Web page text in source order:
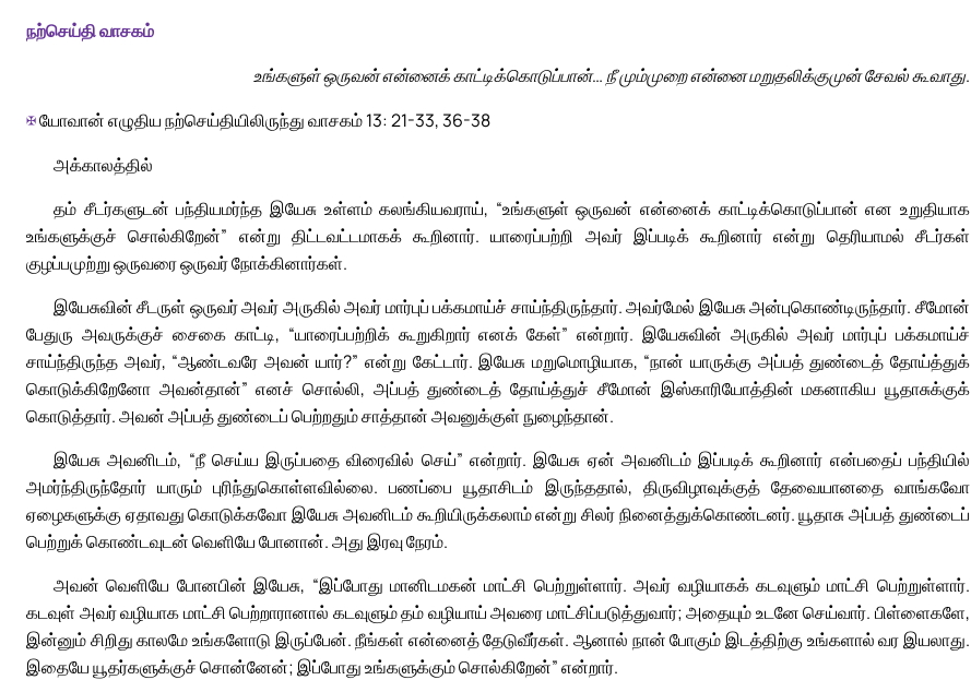
நற்செய்தி வாசகம்
உங்களுள் ஒருவன் என்னைக் காட்டிக்கொடுப்பான்… நீ மும்முறை என்னை மறுதலிக்குமுன் சேவல் கூவாது.
✠யோவான் எழுதிய நற்செய்தியிலிருந்து வாசகம் 13: 21-33, 36-38
அக்காலத்தில்
தம் சீடர்களுடன் பந்தியமர்ந்த இயேசு உள்ளம் கலங்கியவராய், “உங்களுள் ஒருவன் என்னைக் காட்டிக்கொடுப்பான் என உறுதியாக
உங்களுக்குச் சொல்கிறேன்” என்று திட்டவட்டமாகக் கூறினார். யாரைப்பற்றி அவர் இப்படிக் கூறினார் என்று தெரியாமல் சீடர்கள்
குழப்பமுற்று ஒருவரை ஒருவர் நோக்கினார்கள்.
இயேசுவின் சீடருள் ஒருவர் அவர் அருகில் அவர் மார்புப் பக்கமாய்ச் சாய்ந்திருந்தார். அவர்மேல் இயேசு அன்புகொண்டிருந்தார். சீமோன்
பேதுரு அவருக்குச் சைகை காட்டி, “யாரைப்பற்றிக் கூறுகிறார் எனக் கேள்” என்றார். இயேசுவின் அருகில் அவர் மார்புப் பக்கமாய்ச்
சாய்ந்திருந்த அவர், “ஆண்டவரே அவன் யார்?” என்று கேட்டார். இயேசு மறுமொழியாக, “நான் யாருக்கு அப்பத் துண்டைத் தோய்த்துக்
கொடுக்கிறேனோ அவன்தான்” எனச் சொல்லி, அப்பத் துண்டைத் தோய்த்துச் சீமோன் இஸ்காரியோத்தின் மகனாகிய யூதாசுக்குக்
கொடுத்தார். அவன் அப்பத் துண்டைப் பெற்றதும் சாத்தான் அவனுக்குள் நுழைந்தான்.
இயேசு அவனிடம், “நீ செய்ய இருப்பதை விரைவில் செய்” என்றார். இயேசு ஏன் அவனிடம் இப்படிக் கூறினார் என்பதைப் பந்தியில்
அமர்ந்திருந்தோர் யாரும் புரிந்துகொள்ளவில்லை. பணப்பை யூதாசிடம் இருந்ததால், திருவிழாவுக்குத் தேவையானதை வாங்கவோ
ஏழைகளுக்கு ஏதாவது கொடுக்கவோ இயேசு அவனிடம் கூறியிருக்கலாம் என்று சிலர் நினைத்துக்கொண்டனர். யூதாசு அப்பத் துண்டைப்
பெற்றுக் கொண்டவுடன் வெளியே போனான். அது இரவு நேரம்.
அவன் வெளியே போனபின் இயேசு, “இப்போது மானிடமகன் மாட்சி பெற்றுள்ளார். அவர் வழியாகக் கடவுளும் மாட்சி பெற்றுள்ளார்.
கடவுள் அவர் வழியாக மாட்சி பெற்றாரானால் கடவுளும் தம் வழியாய் அவரை மாட்சிப்படுத்துவார்; அதையும் உடனே செய்வார். பிள்ளைகளே,
இன்னும் சிறிது காலமே உங்களோடு இருப்பேன். நீங்கள் என்னைத் தேடுவீர்கள். ஆனால் நான் போகும் இடத்திற்கு உங்களால் வர இயலாது.
இதையே யூதர்களுக்குச் சொன்னேன்; இப்போது உங்களுக்கும் சொல்கிறேன்” என்றார்.